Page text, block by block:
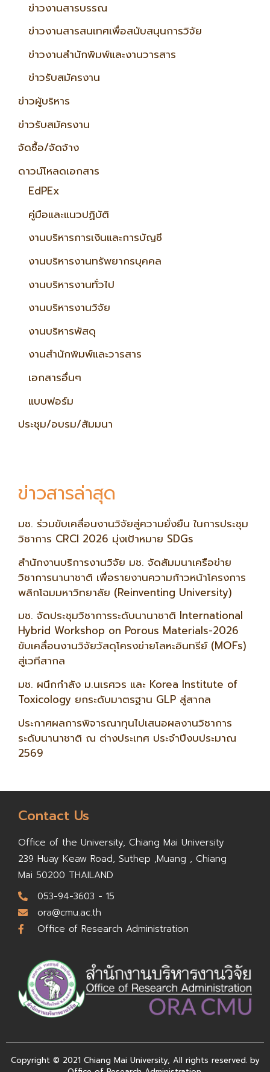
ข่าวงานสารบรรณ
ข่าวงานสารสนเทศเพื่อสนับสนุนการวิจัย
ข่าวงานสำนักพิมพ์และงานวารสาร
ข่าวรับสมัครงาน
ข่าวผู้บริหาร
ข่าวรับสมัครงาน
จัดซื้อ/จัดจ้าง
ดาวน์โหลดเอกสาร
EdPEx
คู่มือและแนวปฏิบัติ
งานบริหารการเงินและการบัญชี
งานบริหารงานทรัพยากรบุคคล
งานบริหารงานทั่วไป
งานบริหารงานวิจัย
งานบริหารพัสดุ
งานสำนักพิมพ์และวารสาร
เอกสารอื่นๆ
แบบฟอร์ม
ประชุม/อบรม/สัมมนา
ข่าวสารล่าสุด
มช. ร่วมขับเคลื่อนงานวิจัยสู่ความยั่งยืน ในการประชุม
วิชาการ CRCI 2026 มุ่งเป้าหมาย SDGs
สำนักงานบริการงานวิจัย มช. จัดสัมมนาเครือข่าย
วิชาการนานาชาติ เพื่อรายงานความก้าวหน้าโครงการ
พลิกโฉมมหาวิทยาลัย (Reinventing University)
มช. จัดประชุมวิชาการระดับนานาชาติ International
Hybrid Workshop on Porous Materials-2026
ขับเคลื่อนงานวิจัยวัสดุโครงข่ายโลหะอินทรีย์ (MOFs)
สู่เวทีสากล
มช. ผนึกกำลัง ม.นเรศวร และ Korea Institute of
Toxicology ยกระดับมาตรฐาน GLP สู่สากล
ประกาศผลการพิจารณาทุนไปเสนอผลงานวิชาการ
ระดับนานาชาติ ณ ต่างประเทศ ประจำปีงบประมาณ
2569
Contact Us
Office of the University, Chiang Mai University
239 Huay Keaw Road, Suthep ,Muang , Chiang
Mai 50200 THAILAND
053-94-3603 - 15
ora@cmu.ac.th
Office of Research Administration
Copyright © 2021 Chiang Mai University, All rights reserved. by